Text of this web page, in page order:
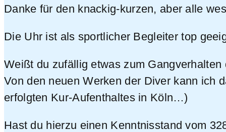
Danke für den knackig-kurzen, aber alle
Die Uhr ist als sportlicher Begleiter top
Weißt du zufällig etwas zum
Von den neuen Werken der Diver kann ich
erfolgten Kur-Aufenthaltes in Köln…)
Hast du hierzu einen Kenntnisstand vom